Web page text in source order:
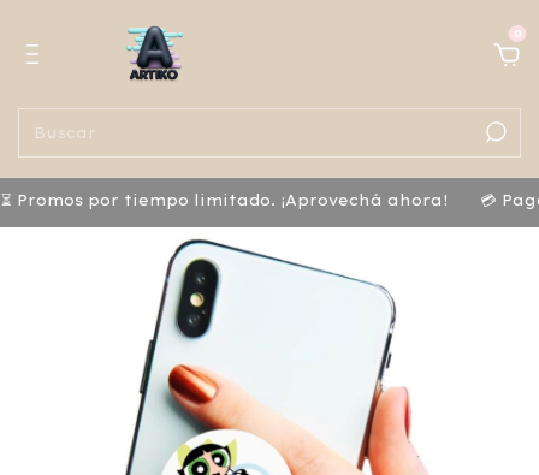
0
por tiempo limitado. ¡Aprovechá ahora! 💳 Pagá con